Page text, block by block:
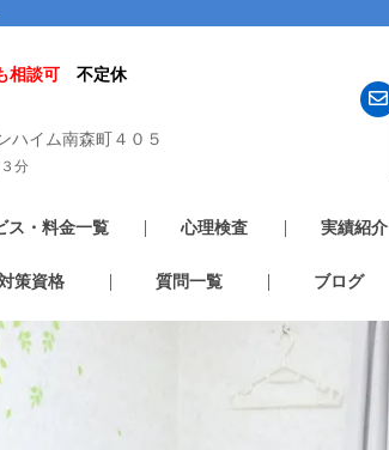
相談可 不定休
イム南森町４０５
分
ス・料金一覧 心理検査 実績紹介
策資格 質問一覧 ブログ